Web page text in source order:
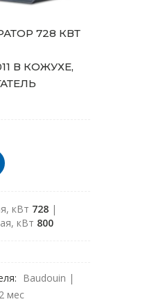
728 КВТ
В КОЖУХЕ,
кВт 728 |
кВт 800
Baudouin |
мес